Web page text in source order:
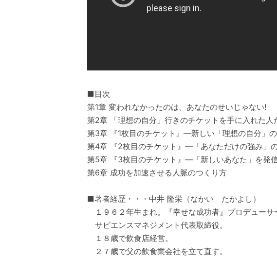
■目次
第1章 変われなかったのは、あなたのせいじゃない!
第2章 「理想の自分」行きのチケットを手に入れた人
第3章 『1枚目のチケット』―新しい「理想の自分」
第4章 『2枚目のチケット』―「あなただけの強み」
第5章 『3枚目のチケット』―「新しいあなた」を発
第6章 成功を加速させる人脈のつくり方
■著者経歴・・・中井 隆栄（なかい たかよし）
１９６２年生まれ。『幸せな成功者』プロデューサ
サピエンスマネジメント代表取締役。
１８歳で飲食店経営。
２７歳で父の飲食業会社を立て直す。